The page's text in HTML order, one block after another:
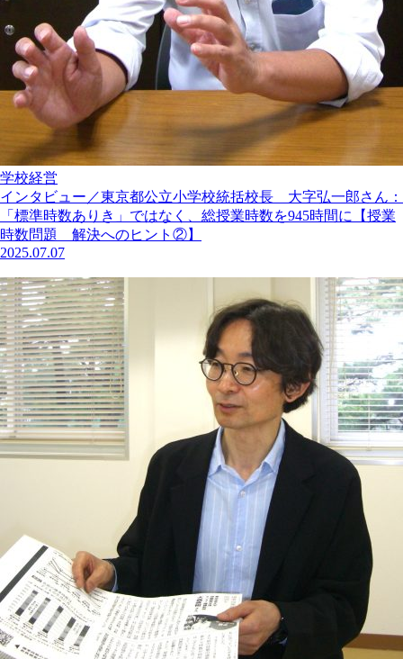
学校経営
インタビュー／東京都公立小学校統括校長 大字弘一郎さん：
「標準時数ありき」ではなく、総授業時数を945時間に【授業
時数問題 解決へのヒント②】
2025.07.07